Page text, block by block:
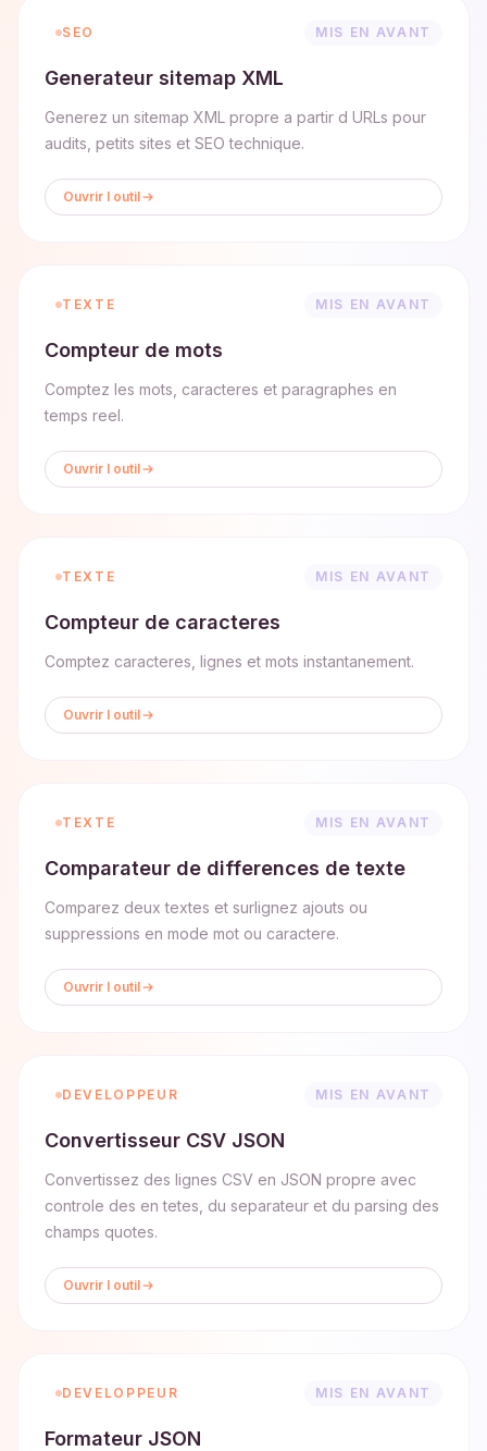
SEO MIS EN AVANT
Generateur sitemap XML
Generez un sitemap XML propre a partir d URLs pour
audits, petits sites et SEO technique.
Ouvrir l outil
TEXTE MIS EN AVANT
Compteur de mots
Comptez les mots, caracteres et paragraphes en
temps reel.
Ouvrir l outil
TEXTE MIS EN AVANT
Compteur de caracteres
Comptez caracteres, lignes et mots instantanement.
Ouvrir l outil
TEXTE MIS EN AVANT
Comparateur de differences de texte
Comparez deux textes et surlignez ajouts ou
suppressions en mode mot ou caractere.
Ouvrir l outil
DEVELOPPEUR MIS EN AVANT
Convertisseur CSV JSON
Convertissez des lignes CSV en JSON propre avec
controle des en tetes, du separateur et du parsing des
champs quotes.
Ouvrir l outil
DEVELOPPEUR MIS EN AVANT
Formateur JSON